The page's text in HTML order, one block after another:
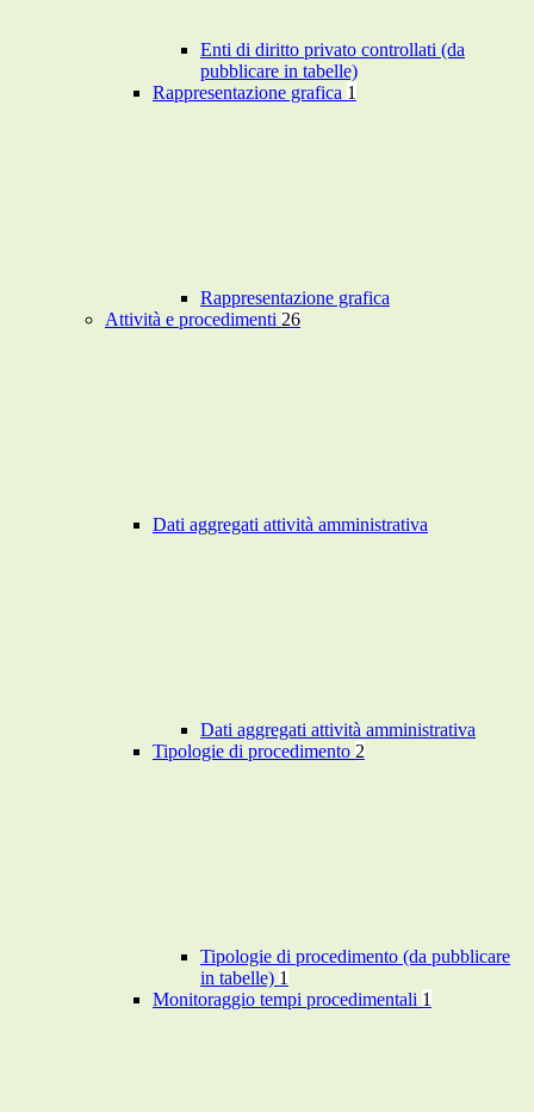
Enti di diritto privato controllati (da
pubblicare in tabelle)
Rappresentazione grafica 1
Rappresentazione grafica
Attività e procedimenti 26
Dati aggregati attività amministrativa
Dati aggregati attività amministrativa
Tipologie di procedimento 2
Tipologie di procedimento (da pubblicare
in tabelle) 1
Monitoraggio tempi procedimentali 1